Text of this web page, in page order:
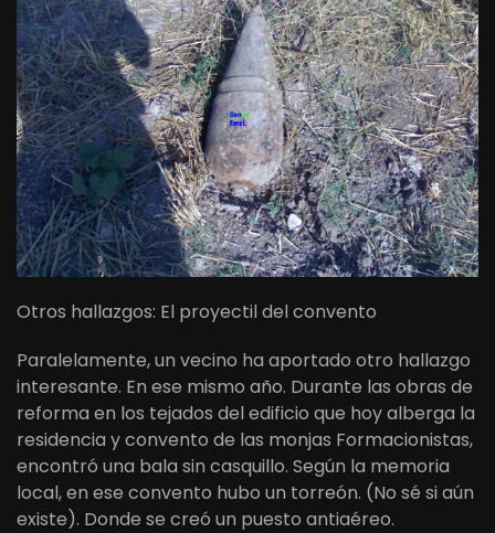
Otros hallazgos: El proyectil del convento
Paralelamente, un vecino ha aportado otro hallazgo
interesante. En ese mismo año. Durante las obras de
reforma en los tejados del edificio que hoy alberga la
residencia y convento de las monjas Formacionistas,
encontró una bala sin casquillo. Según la memoria
local, en ese convento hubo un torreón. (No sé si aún
existe). Donde se creó un puesto antiaéreo.